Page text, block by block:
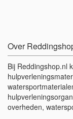
Over
Bij Reddingshop.nl
overheden,